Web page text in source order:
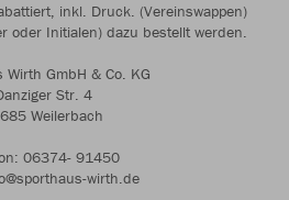
inkl. Druck. (Vereinswappen)
oder Initialen) dazu bestellt werden.
Wirth GmbH & Co. KG
Str. 4
Weilerbach
06374- 91450
wirth.de